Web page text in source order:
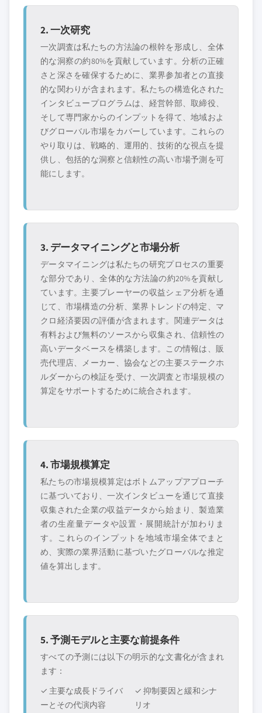
2. 一次研究
一次調査は私たちの方法論の根幹を形成し、全体
的な洞察の約80%を貢献しています。分析の正確
さと深さを確保するために、業界参加者との直接
的な関わりが含まれます。私たちの構造化された
インタビュープログラムは、経営幹部、取締役、
そして専門家からのインプットを得て、地域およ
びグローバル市場をカバーしています。これらの
やり取りは、戦略的、運用的、技術的な視点を提
供し、包括的な洞察と信頼性の高い市場予測を可
能にします。
3. データマイニングと市場分析
データマイニングは私たちの研究プロセスの重要
な部分であり、全体的な方法論の約20%を貢献し
ています。主要プレーヤーの収益シェア分析を通
じて、市場構造の分析、業界トレンドの特定、マ
クロ経済要因の評価が含まれます。関連データは
有料および無料のソースから収集され、信頼性の
高いデータベースを構築します。この情報は、販
売代理店、メーカー、協会などの主要ステークホ
ルダーからの検証を受け、一次調査と市場規模の
算定をサポートするために統合されます。
4. 市場規模算定
私たちの市場規模算定はボトムアップアプローチ
に基づいており、一次インタビューを通じて直接
収集された企業の収益データから始まり、製造業
者の生産量データや設置・展開統計が加わりま
す。これらのインプットを地域市場全体でまと
め、実際の業界活動に基づいたグローバルな推定
値を算出します。
5. 予測モデルと主要な前提条件
すべての予測には以下の明示的な文書化が含まれ
ます：
✓ 主要な成長ドライバ
ーとその代演内容
✓ 抑制要因と緩和シナ
リオ